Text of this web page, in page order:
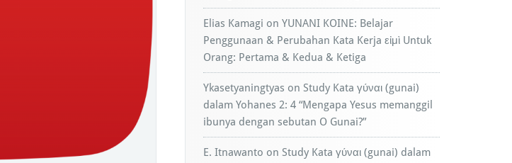
Elias Kamagi on YUNANI KOINE: Belajar
Penggunaan & Perubahan Kata Kerja εἰμὶ Untuk
Orang: Pertama & Kedua & Ketiga
Ykasetyaningtyas on Study Kata γύναι (gunai)
dalam Yohanes 2: 4 “Mengapa Yesus memanggil
ibunya dengan sebutan O Gunai?”
E. Itnawanto on Study Kata γύναι (gunai) dalam